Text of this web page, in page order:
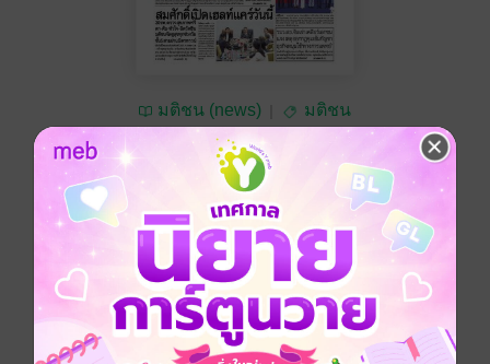
มติชน (news) มติชน
ซื้อ 10 บาท
No Rating
อยากได้ ซื้อเป็นของขวัญ ติดตาม แชร์